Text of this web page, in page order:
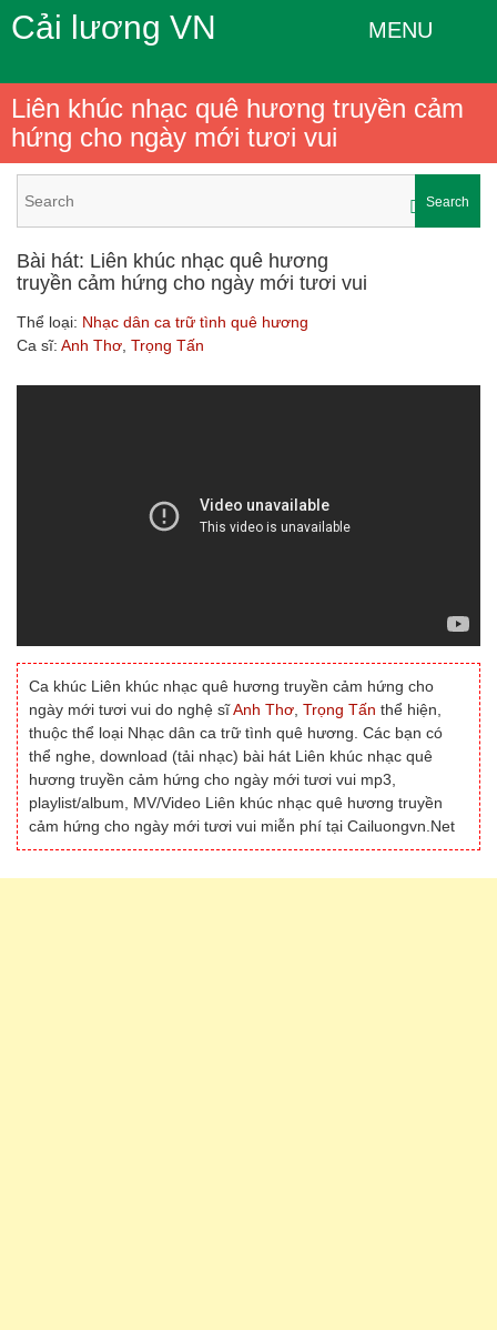
Cải lương VN MENU
Liên khúc nhạc quê hương truyền cảm
hứng cho ngày mới tươi vui
Search
Bài hát: Liên khúc nhạc quê hương
truyền cảm hứng cho ngày mới tươi vui
Thể loại: Nhạc dân ca trữ tình quê hương
Ca sĩ: Anh Thơ Trọng Tấn
Ca khúc Liên khúc nhạc quê hương truyền cảm hứng cho
ngày mới tươi vui do nghệ sĩAnh Thơ Trọng Tấn thể hiện,
thuộc thể loại Nhạc dân ca trữ tình quê hương. Các bạn có
thể nghe, download (tải nhạc) bài hát Liên khúc nhạc quê
hương truyền cảm hứng cho ngày mới tươi vui mp3,
playlist/album, MV/Video Liên khúc nhạc quê hương truyền
cảm hứng cho ngày mới tươi vui miễn phí tại Cailuongvn.Net